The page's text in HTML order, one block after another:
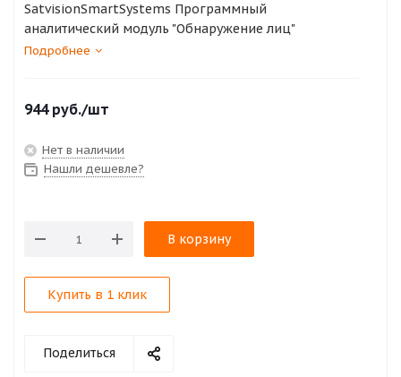
SatvisionSmartSystems Программный
аналитический модуль "Обнаружение лиц"
Подробнее
944руб./шт
Нет в наличии
Нашли дешевле?
В корзину
Купить в 1 клик
Поделиться